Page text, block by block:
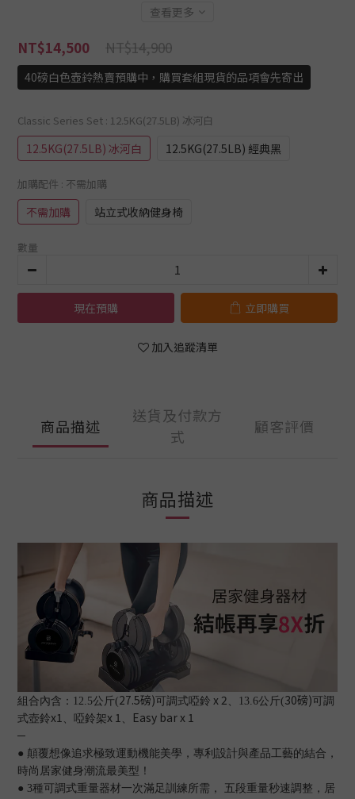
查看更多
NT$14,900
NT$14,500
40磅白色壺鈴熱賣預購中，購買套組現貨的品項會先寄出
Classic Series Set : 12.5KG(27.5LB) 冰河白
12.5KG(27.5LB) 冰河白 12.5KG(27.5LB) 經典黑
加購配件 : 不需加購
不需加購 站立式收納健身椅
數量
現在預購 立即購買
加入追蹤清單
商品描述
送貨及付款方
式
顧客評價
商品描述
組合內含：12.5公斤(27.5磅) 可調式啞鈴 x 2 、13.6公斤(30磅) 可調
式壺鈴x1 、啞鈴架x 1 、 Easy bar x 1
─
● 顛覆想像追求極致運動機能美學，專利設計與產品工藝的結合，
時尚居家健身潮流最美型！
● 3種可調式重量器材一次滿足訓練所需， 五段重量秒速調整，居